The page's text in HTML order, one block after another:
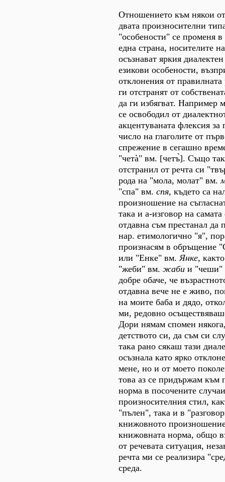
Отношението към някои от
двата произносителни
"особености" се променя
една страна, носителите
осъзнават яркия
езикови особености,
отклонения от правилната
ги отстранят от
да ги избягват. Например
се освободил от
акцентуваната флексия за
число на глаголите от
спрежение в сегашно
"четà" вм. [четъ̀]. Също
отстранил от речта си
рода на "мола, молат" вм.
"спа" вм. спя, където са
произношение на
така и а-изговор на
отдавна съм престанал да
нар. етимологично "я",
произнасям в обръщение
или "Енке" вм. Янке,
"жеби" вм. жаби и
добре обаче, че
отдавна вече не е живо,
на моите баба и дядо,
ми, редовно
Дори нямам спомен
детството си, да съм си
така рано сякаш тази
осъзнала като ярко
мене, но и от моето
това аз се придържам към
норма в посочените
произносителния стил,
"пълен", така и в
книжовното
книжовната норма, общо
от речевата ситуация,
речта ми се реализира
среда.